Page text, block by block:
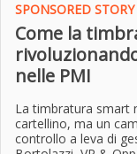
SPONSORED STORY
Come la
nelle PMI
La timbratura smart
cartellino, ma un
controllo a leva di